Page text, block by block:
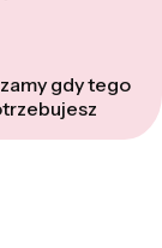
gdy tego